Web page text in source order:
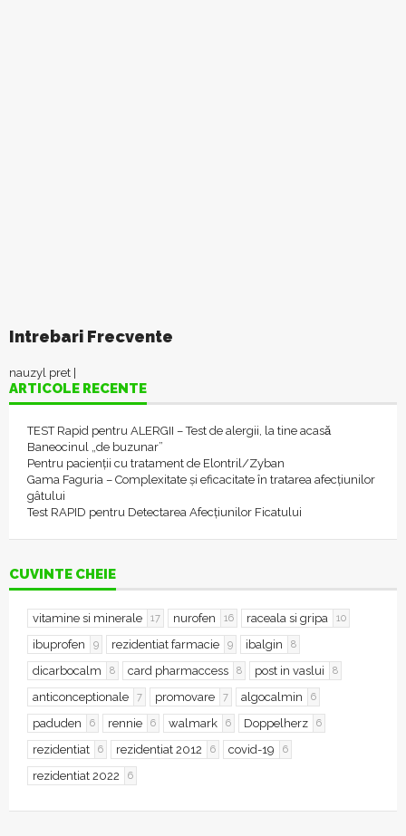
Intrebari Frecvente
nauzyl pret
ARTICOLE RECENTE
TEST Rapid pentru ALERGII – Test de alergii, la tine acasǎ
Baneocinul „de buzunar”
Pentru pacienții cu tratament de Elontril/Zyban
Gama Faguria – Complexitate și eficacitate în tratarea afecțiunilor
gâtului
Test RAPID pentru Detectarea Afecțiunilor Ficatului
CUVINTE CHEIE
vitamine si minerale 17 nurofen 16 raceala si gripa 10
ibuprofen 9 rezidentiat farmacie 9 ibalgin 8
dicarbocalm 8 card pharmaccess 8 post in vaslui 8
anticonceptionale 7 promovare 7 algocalmin 6
paduden 6 rennie 6 walmark 6 Doppelherz 6
rezidentiat 6 rezidentiat 2012 6 covid-19 6
rezidentiat 2022 6